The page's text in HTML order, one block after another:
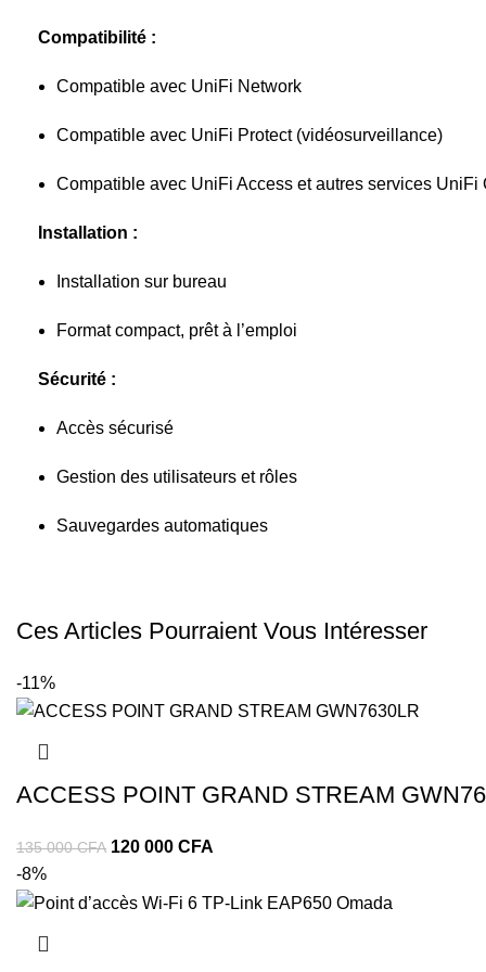
Compatibilité :
Compatible avec UniFi Network
Compatible avec UniFi Protect (vidéosurveillance)
Compatible avec UniFi Access et autres services UniFi
Installation :
Installation sur bureau
Format compact, prêt à l’emploi
Sécurité :
Accès sécurisé
Gestion des utilisateurs et rôles
Sauvegardes automatiques
Ces Articles Pourraient Vous Intéresser
-11%
ACCESS POINT GRAND STREAM
135 000CFA 120 000 CFA
-8%